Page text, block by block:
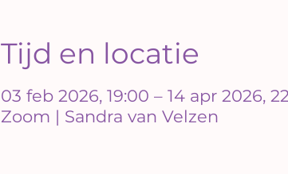
Tijd en locatie
03 feb 2026, 19:00 – 14 apr 2026,
Zoom | Sandra van Velzen